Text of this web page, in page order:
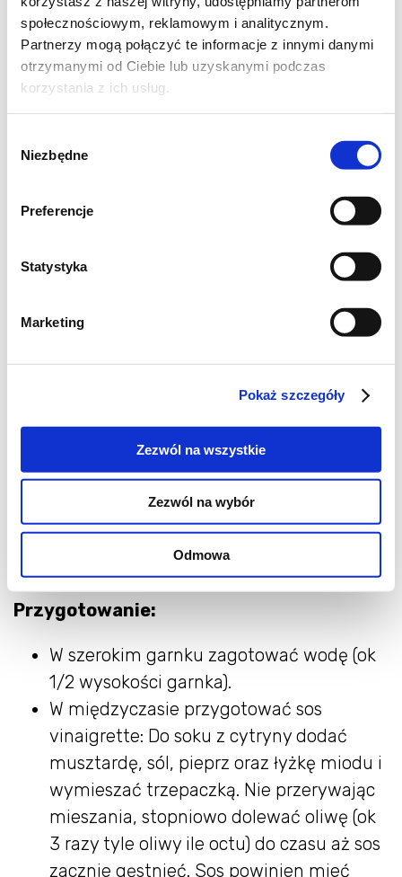
społecznościowym, reklamowym i analitycznym.
Partnerzy mogą połączyć te informacje z innymi danymi
otrzymanymi od Ciebie lub uzyskanymi podczas
korzystania z ich usług.
zgody
Niezbędne
Preferencje
Statystyka
Marketing
Pokaż szczegóły
Zezwól na wszystkie
Zezwól na wybór
Odmowa
radicchio, rukola, endywia, sałata
2-4 jajka
200g pomidorków koktajlowych
ocet winny jasny ok 3-5 łyżek
1 łyżka musztardy
sól/pieprz do smaku
oliwa z oliwek
Parmezan po posypania (zapomniałam
dodać, ale świetnie się sprawdzi)
Przygotowanie:
W szerokim garnku zagotować wodę (ok
1/2 wysokości garnka).
W międzyczasie przygotować sos
vinaigrette: Do soku z cytryny dodać
musztardę, sól, pieprz oraz łyżkę miodu i
wymieszać trzepaczką. Nie przerywając
mieszania, stopniowo dolewać oliwę (ok
3 razy tyle oliwy ile octu) do czasu aż sos
zacznie gęstnieć. Sos powinien mieć